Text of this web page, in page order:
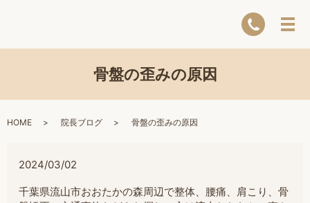
骨盤の歪みの原因
HOME 院長ブログ 骨盤の歪みの原因
2024/03/02
千葉県流山市おおたかの森周辺で整体、腰痛、肩こり、骨